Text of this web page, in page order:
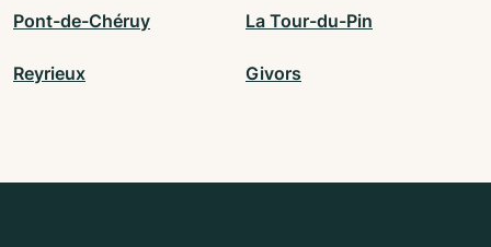
Pont-de-Chéruy La Tour-du-Pin
Reyrieux Givors